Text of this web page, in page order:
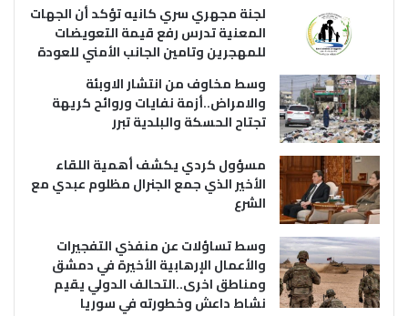
لجنة مجهري سري كانيه تؤكد أن الجهات
المعنية تدرس رفع قيمة التعويضات
للمهجرين وتامين الجانب الأمني للعودة
وسط مخاوف من انتشار الاوبئة
والامراض..أزمة نفايات وروائح كريهة
تجتاح الحسكة والبلدية تبرر
مسؤول كردي يكشف أهمية اللقاء
الأخير الذي جمع الجنرال مظلوم عبدي مع
الشرع
وسط تساؤلات عن منفذي التفجيرات
والأعمال الإرهابية الأخيرة في دمشق
ومناطق اخرى..التحالف الدولي يقيم
نشاط داعش وخطورته في سوريا